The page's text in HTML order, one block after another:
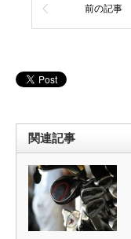
前の記事
関連記事